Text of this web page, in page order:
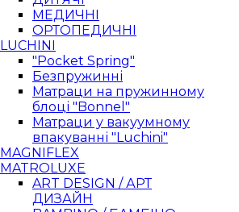
МЕДИЧНІ
ОРТОПЕДИЧНІ
LUCHINI
"Pocket Spring"
Безпружинні
Матраци на пружинному
блоці "Bonnel"
Матраци у вакуумному
впакуванні "Luchini"
MAGNIFLEX
MATROLUXE
ART DESIGN / АРТ
ДИЗАЙН